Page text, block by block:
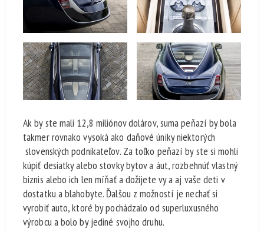
Ak by ste mali 12,8 miliónov dolárov, suma peňazí by bola
takmer rovnako vysoká ako daňové úniky niektorých
slovenských podnikateľov. Za toľko peňazí by ste si mohli
kúpiť desiatky alebo stovky bytov a áut, rozbehnúť vlastný
biznis alebo ich len míňať a dožijete vy a aj vaše deti v
dostatku a blahobyte. Ďalšou z možností je nechať si
vyrobiť auto, ktoré by pochádzalo od superluxusného
výrobcu a bolo by jediné svojho druhu.